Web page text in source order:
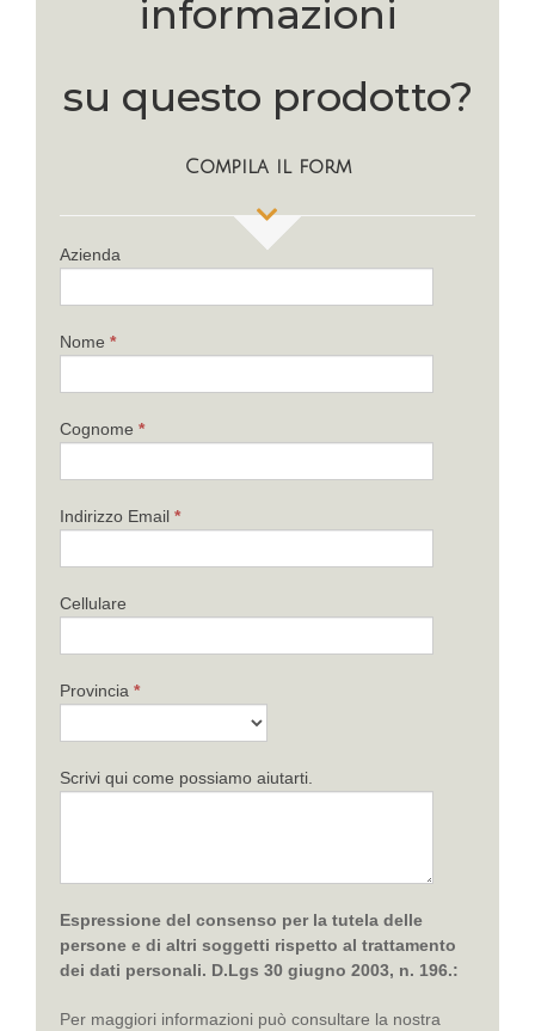
informazioni
su questo prodotto?
Compila il form
If
human,
this
field
Azienda
Nome *
Cognome *
Indirizzo Email *
Cellulare
Provincia *
Scrivi qui come possiamo aiutarti.
Espressione del consenso per la tutela delle
persone e di altri soggetti rispetto al trattamento
dei dati personali. D.Lgs 30 giugno 2003, n. 196.:
Per maggiori informazioni può consultare la nostra